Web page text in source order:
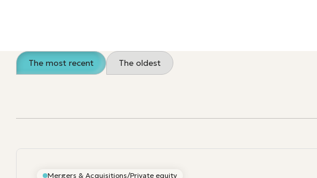
The most recent The oldest
Mergers & Acquisitions/Private equity